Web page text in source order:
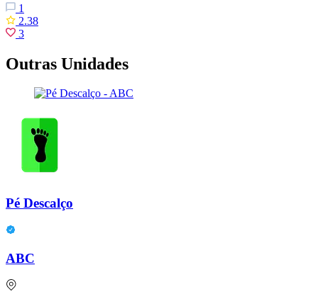
1
2.38
3
Outras Unidades
Pé Descalço
ABC